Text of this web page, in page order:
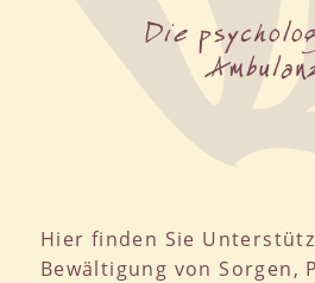
Hier finden Sie
Bewältigung von Sorgen,